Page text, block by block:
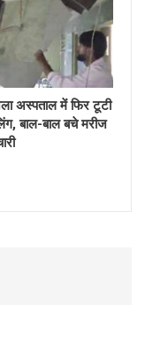
अस्पताल में फिर टूटी
बाल-बाल बचे मरीज